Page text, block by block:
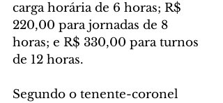
carga horária de 6 horas; R$
220,00 para jornadas de 8
horas; e R$ 330,00 para turnos
de 12 horas.
Segundo o tenente-coronel